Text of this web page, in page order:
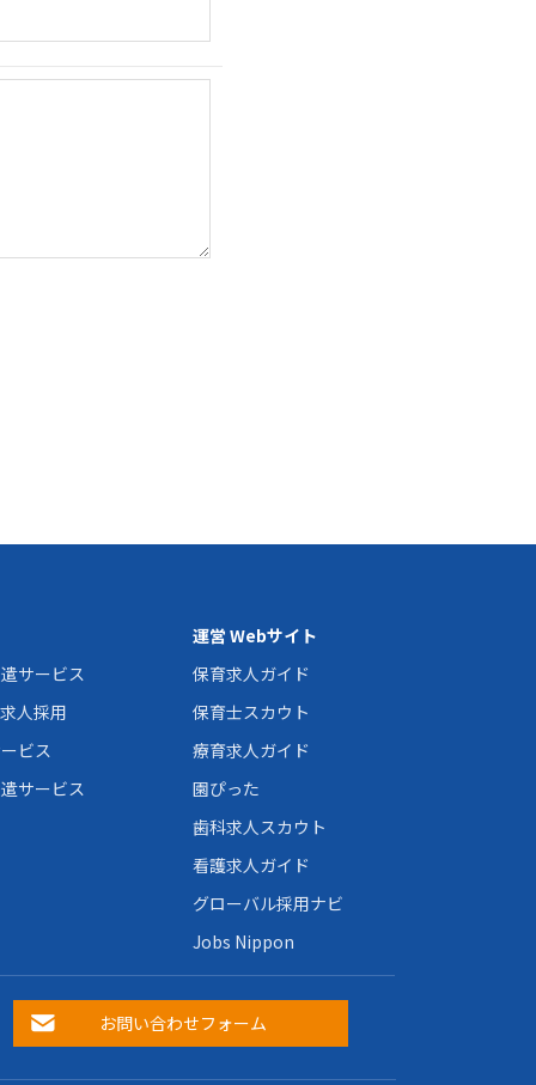
サービス
人採用
ビス
サービス
運営 Webサイト
保育求人ガイド
保育士スカウト
療育求人ガイド
園ぴった
歯科求人スカウト
看護求人ガイド
グローバル採用ナビ
Jobs Nippon
お問い合わせフォーム